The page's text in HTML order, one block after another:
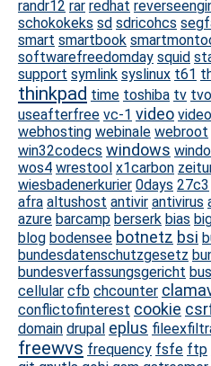
randr12 rar redhat
schokokeks sd sdricohcs
smart smartbook
softwarefreedomday squid
support symlink syslinux t61
thinkpad time toshiba tv
useafterfree vc-1 video
webhosting webinale webroot
win32codecs windows
wos4 wrestool x1carbon
wiesbadenerkurier 0days 27c3
afra altushost antivir antivirus
azure barcamp berserk bias
blog bodensee botnetz bsi
bundesdatenschutzgesetz
bundesverfassungsgericht
cellular cfb chcounter
conflictofinterest cookie
domain drupal eplus
freewvs frequency fsfe ftp